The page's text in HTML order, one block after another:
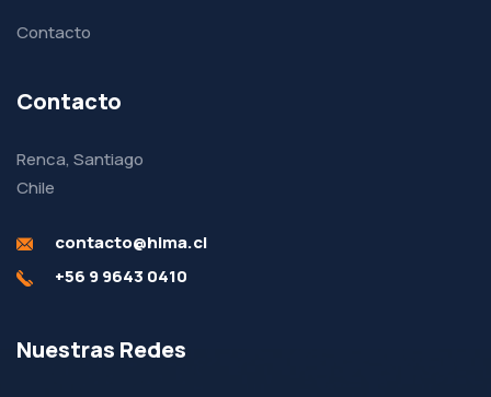
Contacto
Contacto
Renca, Santiago
Chile
contacto@hima.cl
+56 9 9643 0410
Nuestras Redes